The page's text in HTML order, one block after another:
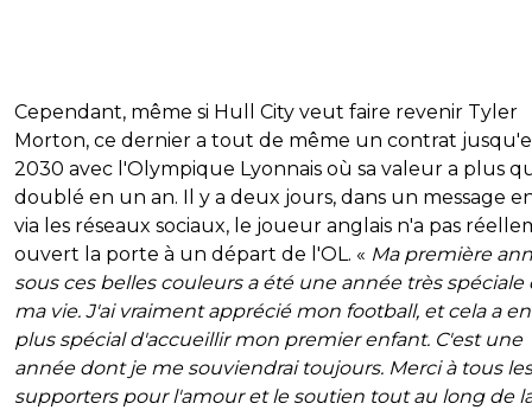
Cependant, même si Hull City veut faire revenir Tyler
Morton, ce dernier a tout de même un contrat
2030 avec l'Olympique Lyonnais où sa valeur a plus
doublé en un an. Il y a deux jours, dans un message
via les réseaux sociaux, le joueur anglais n'a pas
ouvert la porte à un départ de l'OL. « Ma première
sous ces belles couleurs a été une année très spéciale
ma vie. J'ai vraiment apprécié mon football, et cela a
plus spécial d'accueillir mon premier enfant. C'est une
année dont je me souviendrai toujours. Merci à tous les
supporters pour l'amour et le soutien tout au long de